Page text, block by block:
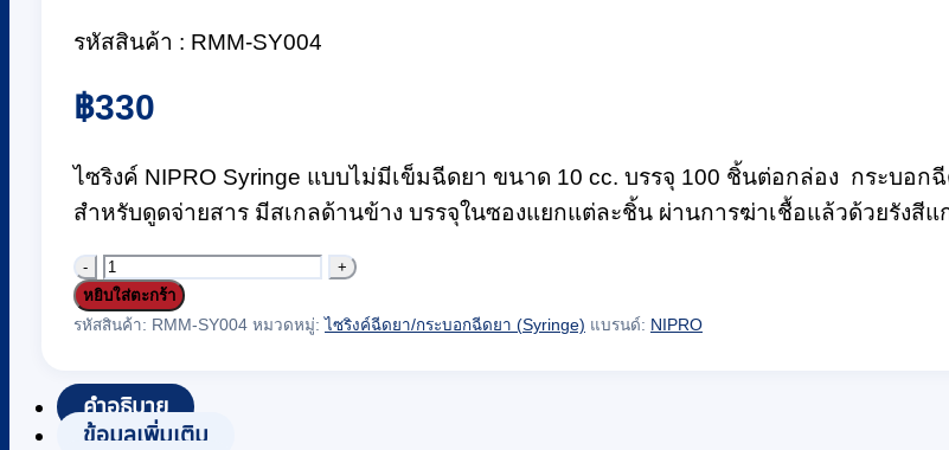
รหัสสินค้า : RMM-SY004
฿330
ไซริงค์ NIPRO Syringe แบบไม่มีเข็มฉีดยา ขนาด 10 cc. บรรจุ 100 ชิ้นต่อกล่อง กระบอก
สำหรับดูดจ่ายสาร มีสเกลด้านข้าง บรรจุในซองแยกแต่ละชิ้น ผ่านการฆ่าเชื้อแล้วด้วยรังสีแ
จำนวน
ไซ
NIPRO
แบบ
หยิบใส่ตะกร้า
รหัสสินค้า: RMM-SY004 หมวดหมู่: ไซริงค์ฉีดยา/กระบอกฉีดยา (Syringe) แบรนด์: NIPRO
คำอธิบาย
ข้อมูลเพิ่มเติม